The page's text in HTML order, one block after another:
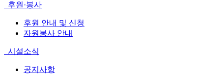
후원·봉사
후원 안내 및 신청
자원봉사 안내
시설소식
공지사항